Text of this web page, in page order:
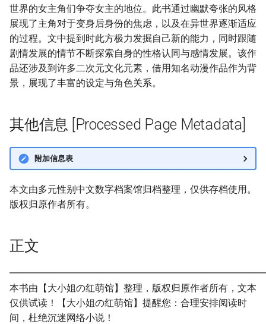
世界的女主角们争夺女主的地位。此书通过幽默夸张的风格
展现了主角对于变身后身份的焦虑，以及在异世界逐渐适应
的过程。文中提到时此方极力发掘自己新的能力，同时跟随
剧情发展的情节不断探索自身的性格认同与感情发展。该作
品还涉及到许多二次元文化元素，借用知名动漫作品作为背
景，展现了丰富的设定与角色关系。
其他信息 [Processed Page Metadata]
附加信息表
本文由多元性别中文数字档案馆归档整理，仅供存档使用。
版权归原作者所有。
正文
本书由【大小姐の红萌馆】整理，版权归原作者所有，文本
仅供试读！【大小姐の红萌馆】提醒您：合理安排阅读时
间，杜绝沉迷网络小说！